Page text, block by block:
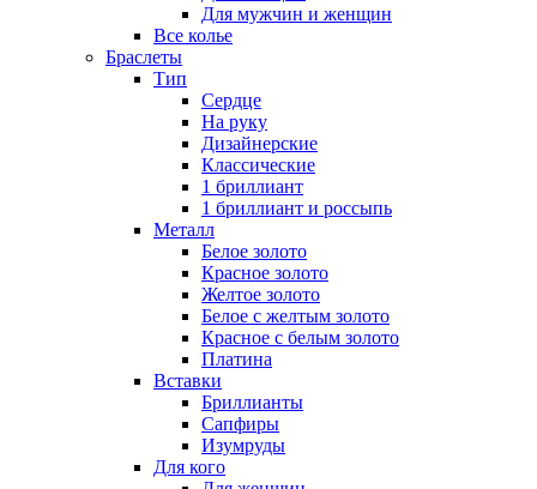
Для мужчин и женщин
Все колье
Браслеты
Тип
Сердце
На руку
Дизайнерские
Классические
1 бриллиант
1 бриллиант и россыпь
Металл
Белое золото
Красное золото
Желтое золото
Белое с желтым золото
Красное с белым золото
Платина
Вставки
Бриллианты
Сапфиры
Изумруды
Для кого